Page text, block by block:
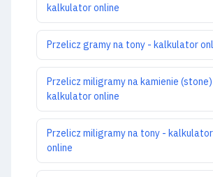
kalkulator online
Przelicz gramy na tony - kalkulator
Przelicz miligramy na kamienie
kalkulator online
Przelicz miligramy na tony - kalkulator
online